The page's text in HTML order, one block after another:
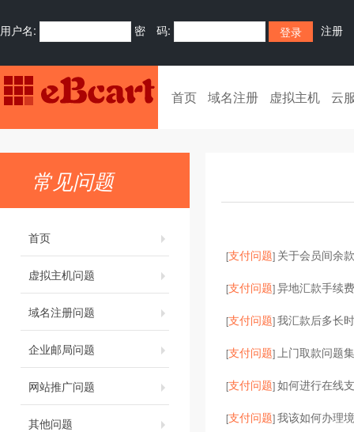
用户名: 密 码: 注册
首页 域名注册 虚拟主机 云
常见问题
首页
虚拟主机问题
域名注册问题
企业邮局问题
网站推广问题
其他问题
[支付问题] 关于会员间余
[支付问题]异地汇款手续
[支付问题]我汇款后多长
[支付问题]上门取款问题
[支付问题]如何进行在线
[支付问题]我该如何办理